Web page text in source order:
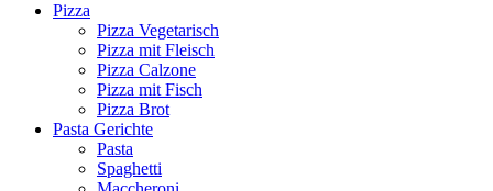
Pizza
Pizza Vegetarisch
Pizza mit Fleisch
Pizza Calzone
Pizza mit Fisch
Pizza Brot
Pasta Gerichte
Pasta
Spaghetti